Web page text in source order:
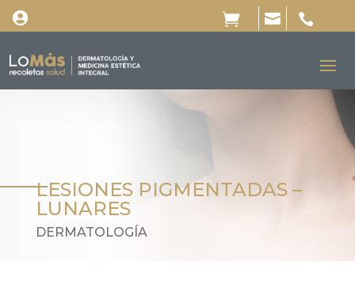
   
LESIONES PIGMENTADAS –
LUNARES
DERMATOLOGÍA